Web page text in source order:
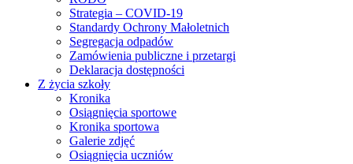
Strategia – COVID-19
Standardy Ochrony Małoletnich
Segregacja odpadów
Zamówienia publiczne i przetargi
Deklaracja dostępności
Z życia szkoły
Kronika
Osiągnięcia sportowe
Kronika sportowa
Galerie zdjęć
Osiągnięcia uczniów